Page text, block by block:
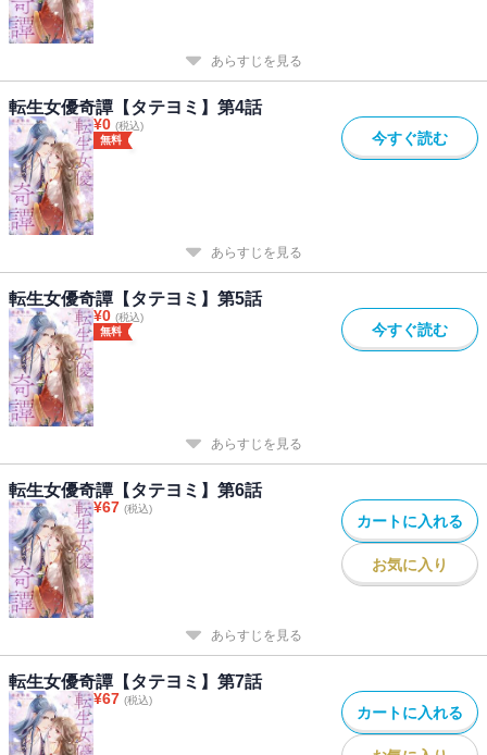
あらすじを見る
転生女優奇譚【タテヨミ】第4話
¥0 (税込)
無料
今すぐ読む
あらすじを見る
転生女優奇譚【タテヨミ】第5話
¥0 (税込)
無料
今すぐ読む
あらすじを見る
転生女優奇譚【タテヨミ】第6話
¥67 (税込)
カートに入れる
お気に入り
あらすじを見る
転生女優奇譚【タテヨミ】第7話
¥67 (税込)
カートに入れる